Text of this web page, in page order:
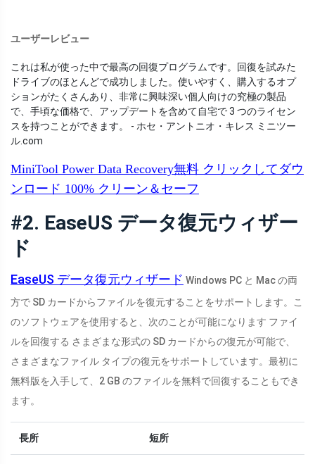
ユーザーレビュー
これは私が使った中で最高の回復プログラムです。回復を試みた
ドライブのほとんどで成功しました。使いやすく、購入するオプ
ションがたくさんあり、非常に興味深い個人向けの究極の製品
で、手頃な価格で、アップデートを含めて自宅で 3 つのライセン
スを持つことができます。 - ホセ・アントニオ・キレス ミニツー
ル.com
MiniTool Power Data Recovery無料 クリックしてダウ
ンロード 100% クリーン＆セーフ
#2. EaseUS データ復元ウィザー
ド
EaseUS データ復元ウィザード Windows PC と Mac の両
方で SD カードからファイルを復元することをサポートします。こ
のソフトウェアを使用すると、次のことが可能になります ファイ
ルを回復する さまざまな形式の SD カードからの復元が可能で、
さまざまなファイル タイプの復元をサポートしています。最初に
無料版を入手して、2 GB のファイルを無料で回復することもでき
ます。
長所 短所